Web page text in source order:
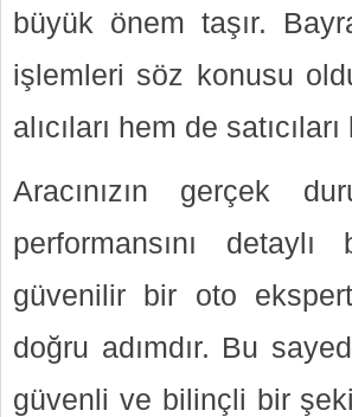
büyük önem taşır.
işlemleri söz konusu
alıcıları hem de
Aracınızın gerçek
performansını
güvenilir bir oto
doğru adımdır. Bu
güvenli ve bilinçli bir